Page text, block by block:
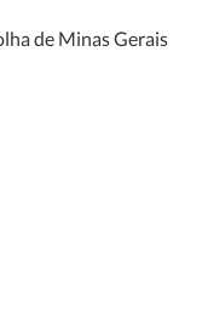
de Minas Gerais